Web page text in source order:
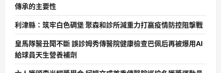
傳承的主要性
利津縣：筑牢白色碉堡 聚森和診所減重力打贏疫情防控阻擊戰
皇馬隊醫丑聞不斷 誤診姆秀傳醫院健康檢查巴佩后再被爆用AI
給球員天生營養補劑